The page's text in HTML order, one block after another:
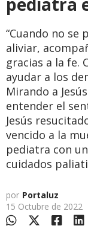
“Cuando no se
aliviar,
gracias a la fe.
ayudar a los
Mirando a
entender el
Jesús
vencido a la
pediatra con
cuidados
por Portaluz
15 Octubre de 2022